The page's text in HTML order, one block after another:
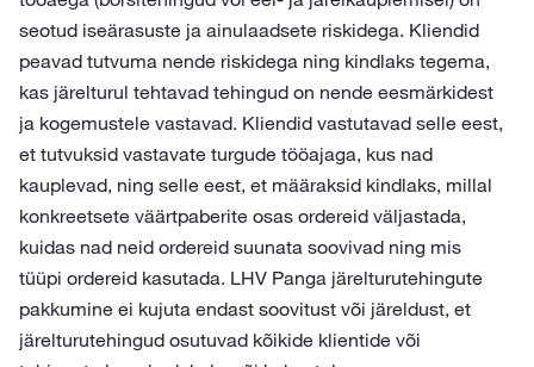
seotud iseärasuste ja ainulaadsete riskidega. Kliendid
peavad tutvuma nende riskidega ning kindlaks tegema,
kas järelturul tehtavad tehingud on nende eesmärkidest
ja kogemustele vastavad. Kliendid vastutavad selle eest,
et tutvuksid vastavate turgude tööajaga, kus nad
kauplevad, ning selle eest, et määraksid kindlaks, millal
konkreetsete väärtpaberite osas ordereid väljastada,
kuidas nad neid ordereid suunata soovivad ning mis
tüüpi ordereid kasutada. LHV Panga järelturutehingute
pakkumine ei kujuta endast soovitust või järeldust, et
järelturutehingud osutuvad kõikide klientide või